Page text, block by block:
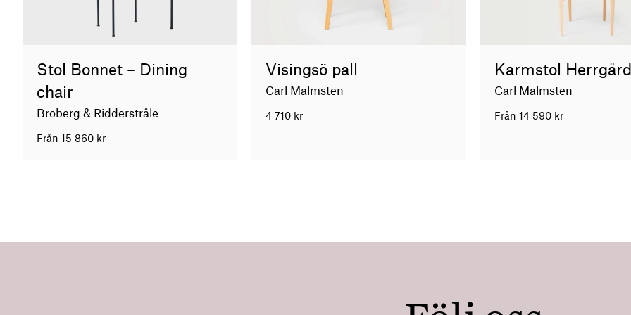
Stol Bonnet – Dining
chair
Broberg & Ridderstråle
Från 15 860 kr
Visingsö pall
Carl Malmsten
4 710 kr
Karmstol
Carl Malmsten
Från 14 590 kr